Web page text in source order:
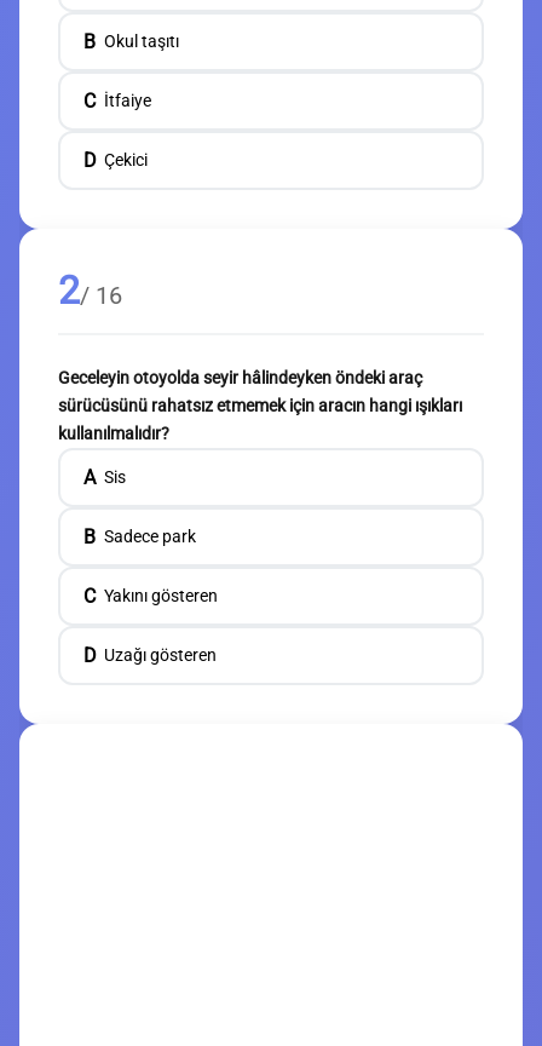
B Okul taşıtı
C İtfaiye
D Çekici
2/ 16
Geceleyin otoyolda seyir hâlindeyken öndeki araç
sürücüsünü rahatsız etmemek için aracın hangi ışıkları
kullanılmalıdır?
A Sis
B Sadece park
C Yakını gösteren
D Uzağı gösteren